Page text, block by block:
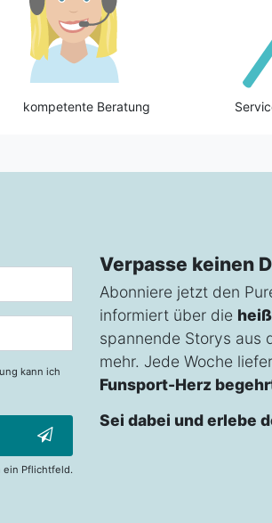
kompetente Beratung
kann ich
ein Pflichtfeld.
Verpasse keinen
Abonniere jetzt den
informiert über die
spannende Storys aus
mehr. Jede Woche
Funsport-Herz
Sei dabei und erlebe